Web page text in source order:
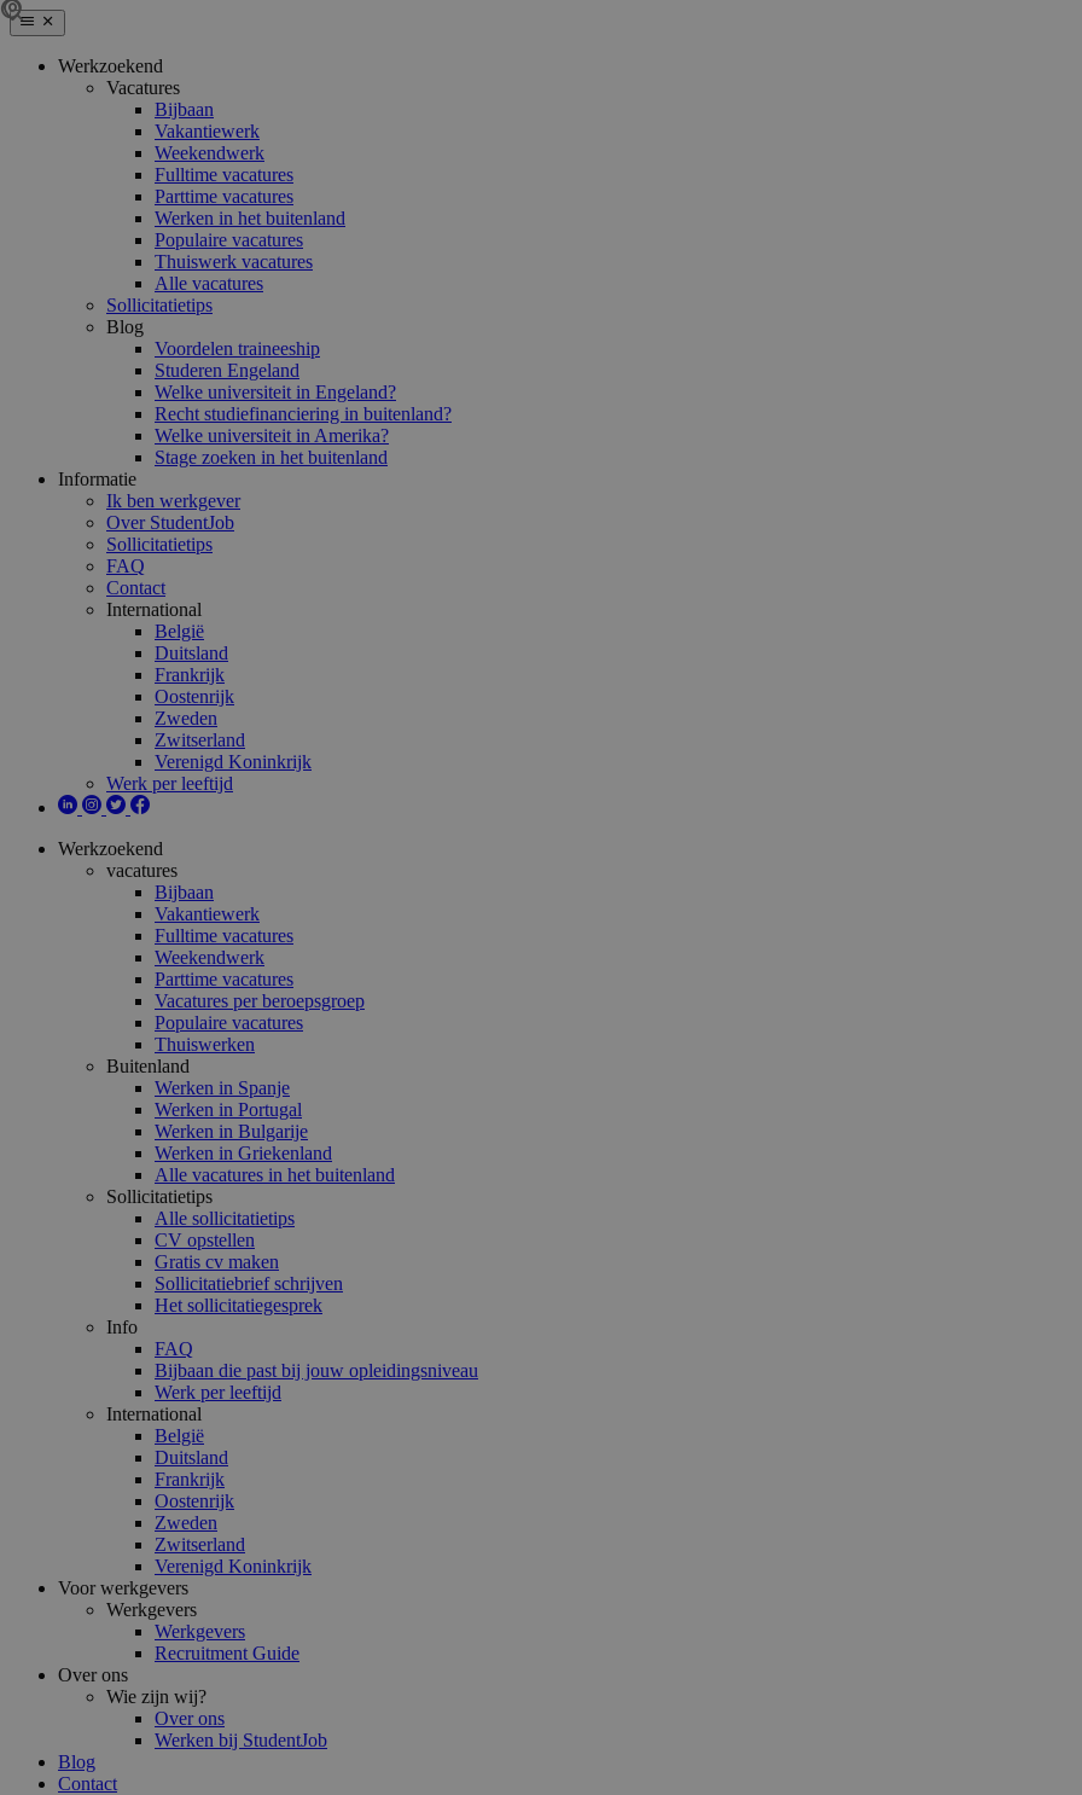
Werkzoekend
Vacatures
Bijbaan
Vakantiewerk
Weekendwerk
Fulltime vacatures
Parttime vacatures
Werken in het buitenland
Populaire vacatures
Thuiswerk vacatures
Alle vacatures
Sollicitatietips
Blog
Voordelen traineeship
Studeren Engeland
Welke universiteit in Engeland?
Recht studiefinanciering in buitenland?
Welke universiteit in Amerika?
Stage zoeken in het buitenland
Informatie
Ik ben werkgever
Over StudentJob
Sollicitatietips
FAQ
Contact
International
België
Duitsland
Frankrijk
Oostenrijk
Zweden
Zwitserland
Verenigd Koninkrijk
Werk per leeftijd
Werkzoekend
vacatures
Bijbaan
Vakantiewerk
Fulltime vacatures
Weekendwerk
Parttime vacatures
Vacatures per beroepsgroep
Populaire vacatures
Thuiswerken
Buitenland
Werken in Spanje
Werken in Portugal
Werken in Bulgarije
Werken in Griekenland
Alle vacatures in het buitenland
Sollicitatietips
Alle sollicitatietips
CV opstellen
Gratis cv maken
Sollicitatiebrief schrijven
Het sollicitatiegesprek
Info
FAQ
Bijbaan die past bij jouw opleidingsniveau
Werk per leeftijd
International
België
Duitsland
Frankrijk
Oostenrijk
Zweden
Zwitserland
Verenigd Koninkrijk
Voor werkgevers
Werkgevers
Werkgevers
Recruitment Guide
Over ons
Wie zijn wij?
Over ons
Werken bij StudentJob
Blog
Contact